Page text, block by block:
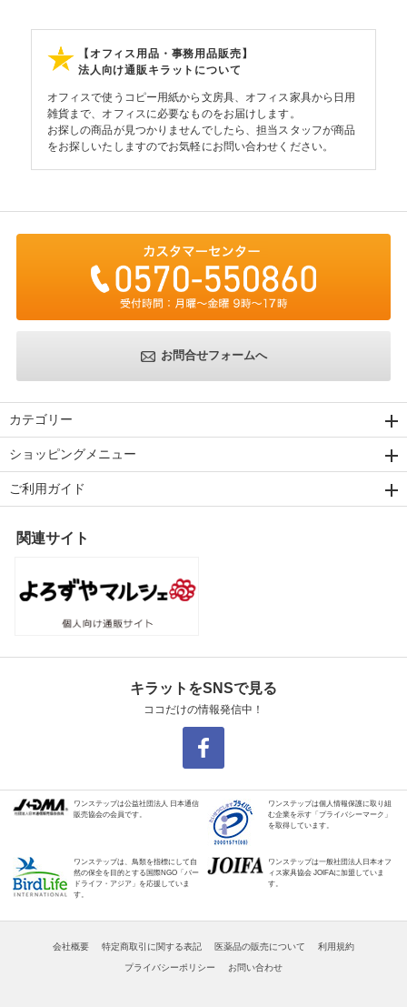
【オフィス用品・事務用品販売】
法人向け通販キラットについて
オフィスで使うコピー用紙から文房具、オフィス家具から日用
雑貨まで、オフィスに必要なものをお届けします。
お探しの商品が見つかりませんでしたら、担当スタッフが商品
をお探しいたしますのでお気軽にお問い合わせください。
お問合せフォームへ
カテゴリー
ショッピングメニュー
ご利用ガイド
関連サイト
キラットをSNSで見る
ココだけの情報発信中！
ワンステップは公益社団法人 日本通信
販売協会の会員です。
ワンステップは個人情報保護に取り組
む企業を示す「プライバシーマーク」
を取得しています。
ワンステップは、鳥類を指標にして自
然の保全を目的とする国際NGO「バー
ドライフ・アジア」を応援していま
す。
ワンステップは一般社団法人日本オフ
ィス家具協会 JOIFAに加盟していま
す。
会社概要 特定商取引に関する表記 医薬品の販売について 利用規約
プライバシーポリシー お問い合わせ